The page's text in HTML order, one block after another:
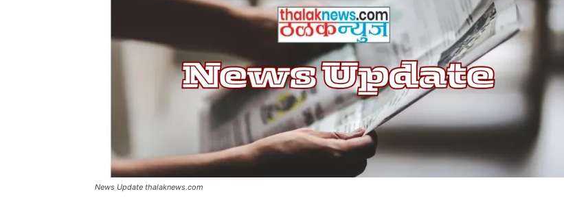
News Update thalaknews.com